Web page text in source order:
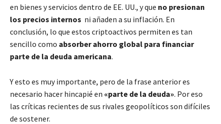
en bienes y servicios dentro de EE. UU., y que no presionan
los precios internos ni añaden a su inflación. En
conclusión, lo que estos criptoactivos permiten es tan
sencillo como absorber ahorro global para financiar
parte de la deuda americana.
Y esto es muy importante, pero de la frase anterior es
necesario hacer hincapié en «parte de la deuda». Por eso
las críticas recientes de sus rivales geopolíticos son difíciles
de sostener.